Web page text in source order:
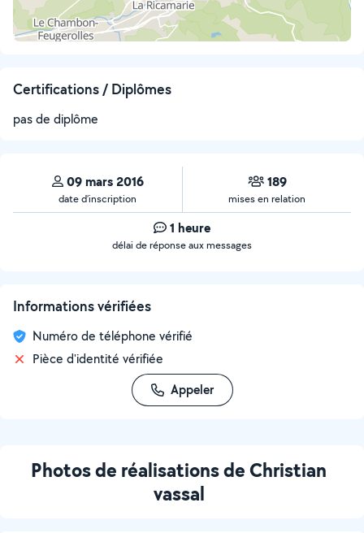
Certifications / Diplômes
pas de diplôme
09 mars 2016
date d’inscription
189
mises en relation
1 heure
délai de réponse aux messages
Informations vérifiées
Numéro de téléphone vérifié
Pièce d'identité vérifiée
Appeler
Photos de réalisations de Christian
vassal